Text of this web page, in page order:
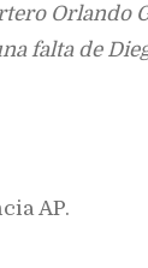
Orlando
falta de
AP.